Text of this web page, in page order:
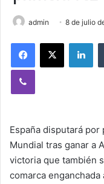
admin 8 de julio
España disputará
Mundial tras ganar a
victoria que también
comarca